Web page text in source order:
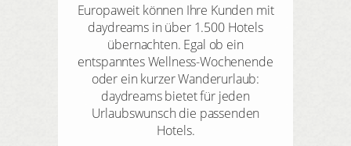
Europaweit können Ihre Kunden mit
daydreams in über 1.500 Hotels
übernachten. Egal ob ein
entspanntes Wellness-Wochenende
oder ein kurzer Wanderurlaub:
daydreams bietet für jeden
Urlaubswunsch die passenden
Hotels.